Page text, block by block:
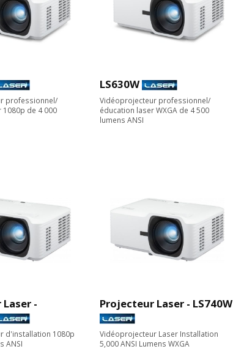
professionnel/
de 4 000
LS630W
Vidéoprojecteur professionnel/
éducation laser WXGA de 4 500
lumens ANSI
-
d'installation 1080p
ANSI
Projecteur Laser - LS740W
Vidéoprojecteur Laser Installation
5,000 ANSI Lumens WXGA